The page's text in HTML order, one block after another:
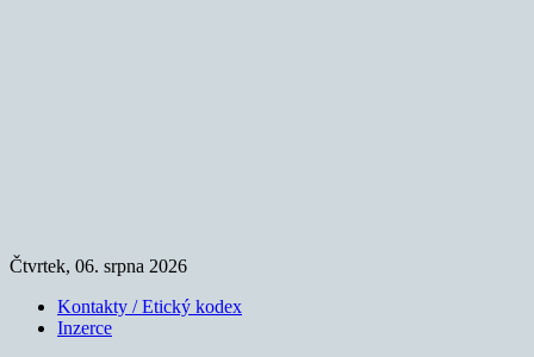
Čtvrtek, 06. srpna 2026
Kontakty / Etický kodex
Inzerce